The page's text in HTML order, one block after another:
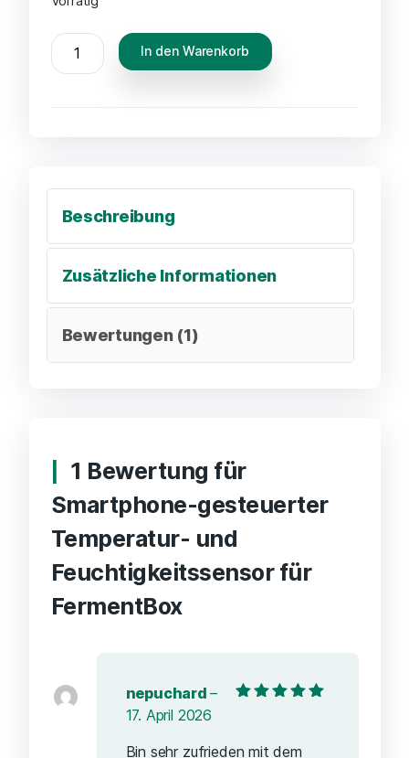
In den Warenkorb
Beschreibung
Zusätzliche Informationen
Bewertungen (1)
1 Bewertung für
Smartphone-gesteuerter
Temperatur- und
Feuchtigkeitssensor für
FermentBox
nepuchard –
17. April 2026
Bin sehr zufrieden mit dem